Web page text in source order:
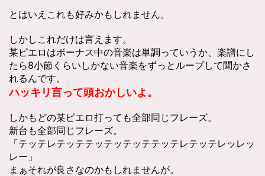
とはいえこれも好みかもしれません。
しかしこれだけは言えます。
某ピエロはボーナス中の音楽は単調っていうか、楽譜にし
たら8小節くらいしかない音楽をずっとループして聞かさ
れるんです。
ハッキリ言って頭おかしいよ。
しかもどの某ピエロ打っても全部同じフレーズ。
新台も全部同じフレーズ。
「テッテレテッテテッテッテッテテッテレテッテレッレッ
レー」
まぁそれが良さなのかもしれませんが。